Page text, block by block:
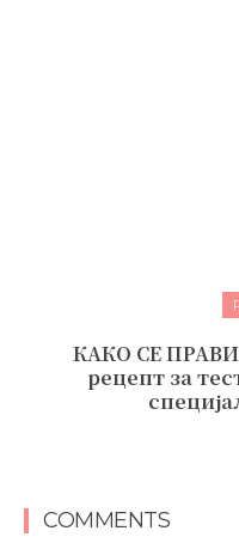
КАКО СЕ
рецепт за
COMMENTS